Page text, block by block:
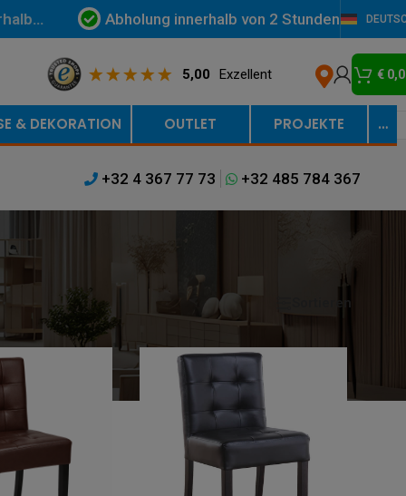
Abholung innerhalb von 2 Stunden
5,00 Exzellent €
& DEKORATION OUTLET PROJEKTE …
+32 4 367 77 73 +32 485 784 367
Anzeigen 24 Sortieren